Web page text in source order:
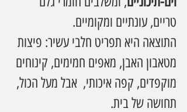
טריים, עונתיים ומקומיים.
התוצאה היא תפריט חלבי עשיר: פיצות
מטאבון האבן, מאפים חמימים, קינוחים
מוקפדים, קפה איכותי,  אבל מעל הכול,
תחושה של בית.